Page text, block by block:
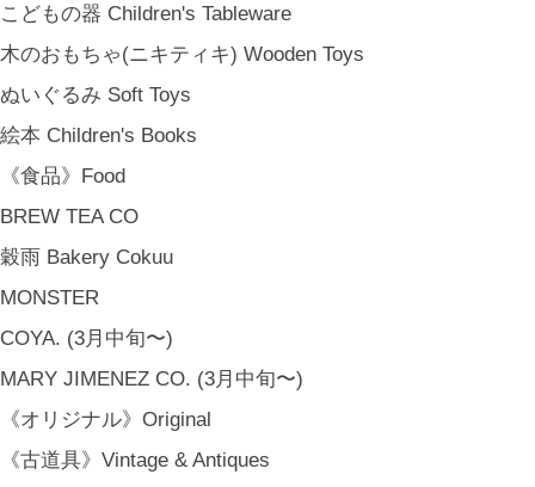
こどもの器 Children's Tableware
木のおもちゃ(ニキティキ) Wooden Toys
ぬいぐるみ Soft Toys
絵本 Children's Books
《食品》Food
BREW TEA CO
穀雨 Bakery Cokuu
MONSTER
COYA. (3月中旬〜)
MARY JIMENEZ CO. (3月中旬〜)
《オリジナル》Original
《古道具》Vintage & Antiques